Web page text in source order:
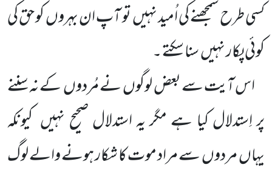
کسی طرح سمجھنے کی اُمید نہیں تو آپ ان بہروں کو حق کی
کوئی پکار نہیں سنا سکتے ۔
اس آیت سے بعض لوگوں نے مُردوں کے نہ سننے
پر اِستدلال کیا ہے مگر یہ استدلال صحیح نہیں کیونکہ
یہاں مردوں سے مراد موت کا شکار ہونے والے لوگ